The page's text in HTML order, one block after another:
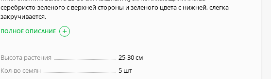
серебристо-зеленого с верхней стороны и зеленого цвета с нижней, слегка
закручивается.
ПОЛНОЕ ОПИСАНИЕ
Высота растения
25-30 см
Кол-во семян
5 шт